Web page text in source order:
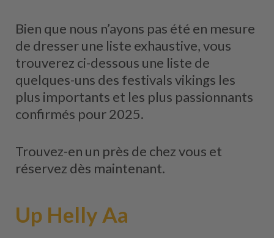
Bien que nous n’ayons pas été en mesure
de dresser une liste exhaustive, vous
trouverez ci-dessous une liste de
quelques-uns des festivals vikings les
plus importants et les plus passionnants
confirmés pour 2025.
Trouvez-en un près de chez vous et
réservez dès maintenant.
Up Helly Aa